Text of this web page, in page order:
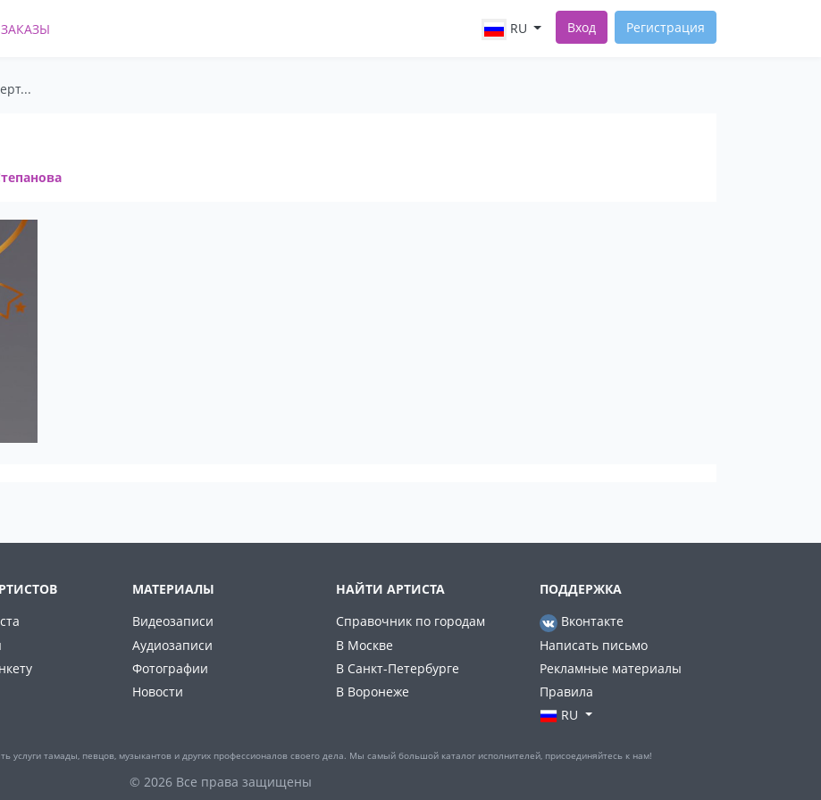
ЗАКАЗЫ RU Вход Регистрация
МАТЕРИАЛЫ
Видеозаписи
Аудиозаписи
Фотографии
Новости
НАЙТИ АРТИСТА
Справочник по городам
В Москве
В Санкт-Петербурге
В Воронеже
ПОДДЕРЖКА
Вконтакте
Написать письмо
Рекламные материалы
Правила
RU
услуги тамады, певцов, музыкантов и других профессионалов своего дела. Мы самый большой каталог исполнителей, присоединяйтесь к нам!
© 2026 Все права защищены